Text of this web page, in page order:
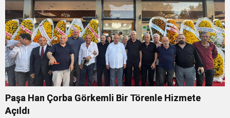
Paşa Han Çorba Görkemli Bir Törenle Hizmete
Açıldı